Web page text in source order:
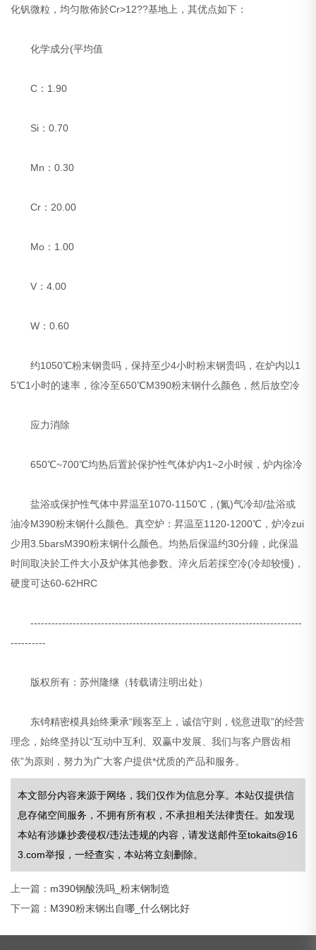
化钒微粒，均匀散佈於Cr>12??基地上，其优点如下：
化学成分(平均值
C：1.90
Si：0.70
Mn：0.30
Cr：20.00
Mo：1.00
V：4.00
W：0.60
约1050℃粉末钢贵吗，保持至少4小时粉末钢贵吗，在炉内以1
5℃1小时的速率，徐冷至650℃M390粉末钢什么颜色，然后放空冷
应力消除
650℃~700℃均热后置於保护性气体炉内1~2小时候，炉内徐冷
盐浴或保护性气体中昇温至1070-1150℃，(氮)气冷却/盐浴或
油冷M390粉末钢什么颜色。真空炉：昇温至1120-1200℃，炉冷zui
少用3.5barsM390粉末钢什么颜色。均热后保温约30分鐘，此保温
时间取决於工件大小及炉体其他参数。淬火后若採空冷(冷却较慢)，
硬度可达60-62HRC
-----------------------------------------------------------------------------
----------
版权所有：苏州隆继（转载请注明出处）
东锜精密模具始终秉承“顾客至上，诚信守则，锐意进取”的经营
理念，始终坚持以“互动中互利、双赢中发展、我们与客户唇齿相
依”为原则，努力为广大客户提供*优质的产品和服务。
本文部分内容来源于网络，我们仅作为信息分享。本站仅提供信
息存储空间服务，不拥有所有权，不承担相关法律责任。如发现
本站有涉嫌抄袭侵权/违法违规的内容，请发送邮件至tokaits@16
3.com举报，一经查实，本站将立刻删除。
上一篇： m390钢酸洗吗_粉末钢制造
下一篇： M390粉末钢出自哪_什么钢比好